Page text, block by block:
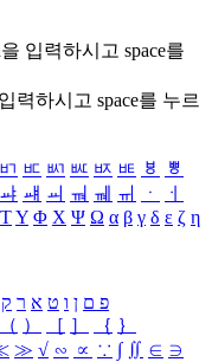
을 입력하시고 space를
력하시고 space를 누르
ㅲ ㅳ ㅴ ㅵ ㅶ ㅷ ㅸ
ㅹ
ㆇ ㆈ ㆉ ㆊ ㆋ ㆌ ㆍ
ㆎ
ΤΥ Φ Χ Ψ Ω α β γ δ ε ζ η
פ ם ן ו ט א ר ק
（ ） ［ ］ ｛ ｝
≫ √ ∽ ∝ ∵ ∫ ∬ ∈ ∋